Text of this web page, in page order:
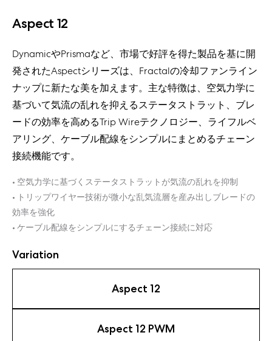
Aspect 12
DynamicやPrismaなど、市場で好評を得た製品を基に開
発されたAspectシリーズは、Fractalの冷却ファンライン
ナップに新たな美を加えます。主な特徴は、空気力学に
基づいて気流の乱れを抑えるステータストラット、ブレ
ードの効率を高めるTrip Wireテクノロジー、ライフルベ
アリング、ケーブル配線をシンプルにまとめるチェーン
接続機能です。
• 空気力学に基づくステータストラットが気流の乱れを抑制
• トリップワイヤー技術が微小な乱気流層を産み出しブレードの
効率を強化
• ケーブル配線をシンプルにするチェーン接続に対応
Variation
Aspect 12
Aspect 12 PWM